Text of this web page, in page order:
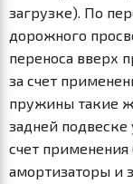
загрузке). По
дорожного
переноса вверх
за счет
пружины такие
задней подвеске
счет
амортизаторы и